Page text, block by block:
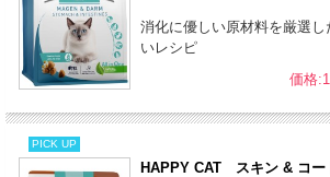
消化に優しい原材料を厳選
いレシピ
価格
PICK UP
HAPPY CAT スキン & コー